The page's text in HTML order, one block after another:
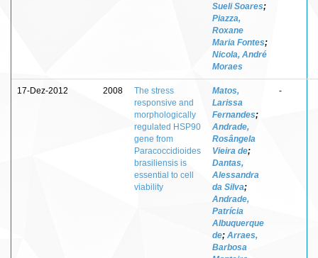
Sueli Soares;
Piazza,
Roxane
Maria Fontes;
Nicola, André
Moraes
17-Dez-2012 2008
The stress
responsive and
morphologically
regulated HSP90
gene from
Paracoccidioides
brasiliensis is
essential to cell
viability
Matos,
Larissa
Fernandes;
Andrade,
Rosângela
Vieira de;
Dantas,
Alessandra
da Silva;
Andrade,
Patrícia
Albuquerque
de; Arraes,
Barbosa
-